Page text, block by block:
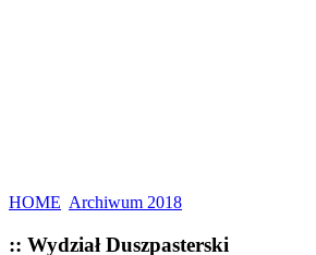
HOME Archiwum 2018
:: Wydział Duszpasterski